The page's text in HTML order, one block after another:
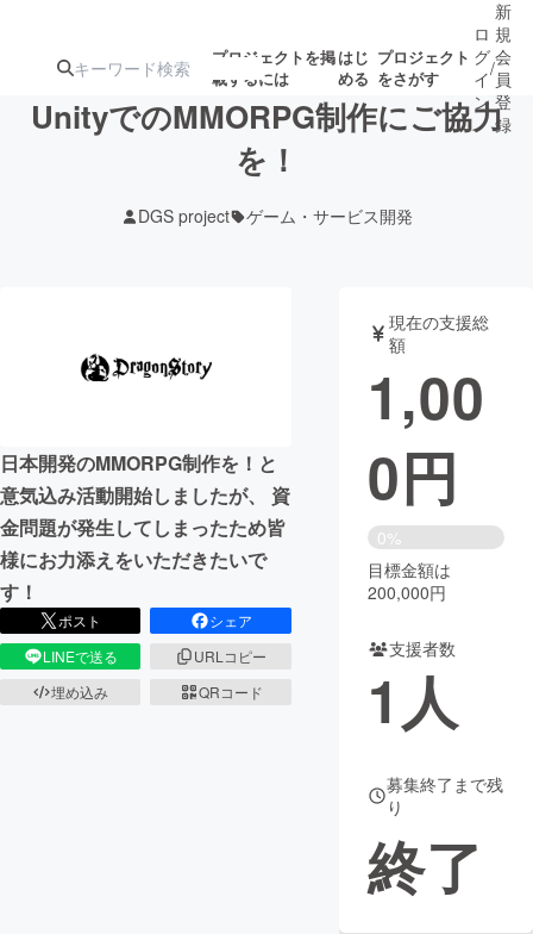
プロジェクトを掲
載するには
はじ
める
プロジェクト
をさがす
ターン
ジェクト
ロジェクト
音楽
テクノロジー・ガジェット ゲーム・サ
映像・映画 書籍・雑誌
ビジネス・起業 チャレンジ
CAMPFIRE for Social Good
CAMPFIRE Creation
CAMPFIREふるさと納税
コミュニティ
ロ
グ
イ
ン
/
新
規
会
員
登
録
UnityでのMMORPG制作にご協力
を！
DGS project ゲーム・サービス開発
日本開発のMMORPG制作を！と
意気込み活動開始しましたが、 資
金問題が発生してしまったため皆
様にお力添えをいただきたいで
す！
ポスト
シェア
LINEで送る
URLコピー
埋め込み
QRコード
現在の支援総
額
1,00
0円
0%
目標金額は
200,000円
支援者数
1人
募集終了まで残
り
終了